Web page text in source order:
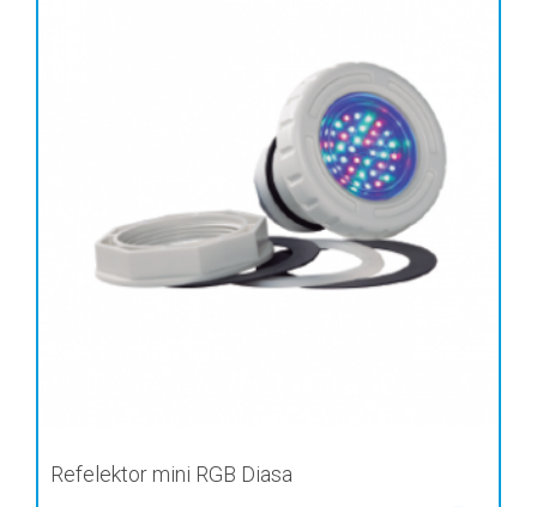
Refelektor mini RGB Diasa